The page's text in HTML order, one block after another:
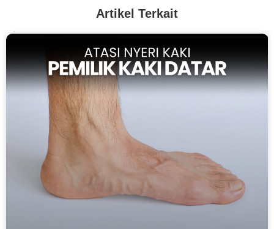
Artikel Terkait